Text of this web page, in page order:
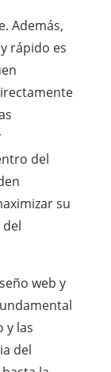
Además,
rápido es
del
su
web y
y las
del